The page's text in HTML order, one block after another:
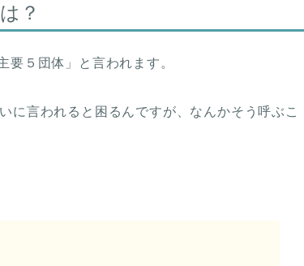
？
要５団体」と言われます。
に言われると困るんですが、なんかそう呼ぶこ